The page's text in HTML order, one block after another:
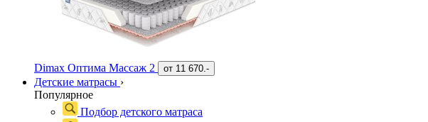
Dimax Оптима Массаж 2 от 11 670.-
Детские матрасы ›
Популярное
Подбор детского матраса